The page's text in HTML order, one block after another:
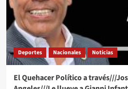
Deportes Nacionales Noticias
El Quehacer Político a través///